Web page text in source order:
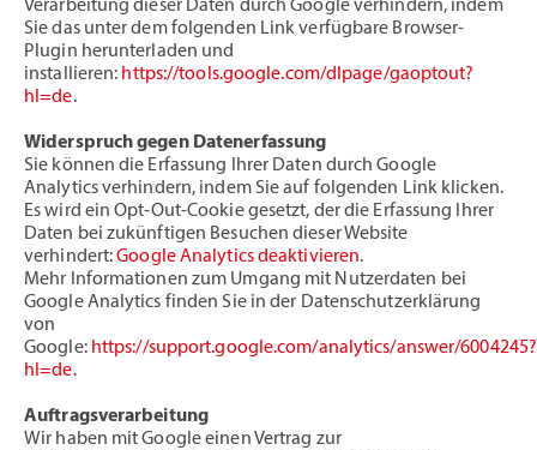
Verarbeitung dieser Daten durch Google verhindern, indem
Sie das unter dem folgenden Link verfügbare Browser-
Plugin herunterladen und
installieren: https://tools.google.com/dlpage/gaoptout?
hl=de.
Widerspruch gegen Datenerfassung
Sie können die Erfassung Ihrer Daten durch Google
Analytics verhindern, indem Sie auf folgenden Link klicken.
Es wird ein Opt-Out-Cookie gesetzt, der die Erfassung Ihrer
Daten bei zukünftigen Besuchen dieser Website
verhindert:Google Analytics deaktivieren.
Mehr Informationen zum Umgang mit Nutzerdaten bei
Google Analytics finden Sie in der Datenschutzerklärung
von
Google: https://support.google.com/analytics/answer/6004245?
hl=de.
Auftragsverarbeitung
Wir haben mit Google einen Vertrag zur